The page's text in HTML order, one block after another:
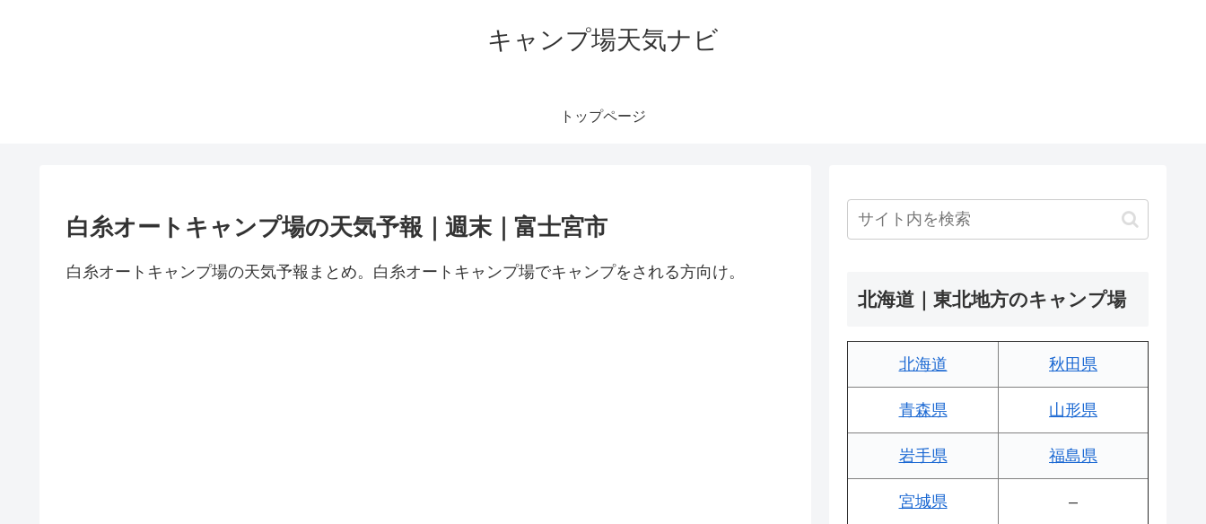
キャンプ場天気ナビ
トップページ
白糸オートキャンプ場の天気予報｜週末｜富士宮市
白糸オートキャンプ場の天気予報まとめ。白糸オートキャンプ場でキャンプをされる方向け。
北海道｜東北地方のキャンプ場
北海道 秋田県
青森県 山形県
岩手県 福島県
宮城県 –